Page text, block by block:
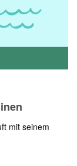
mit seinem